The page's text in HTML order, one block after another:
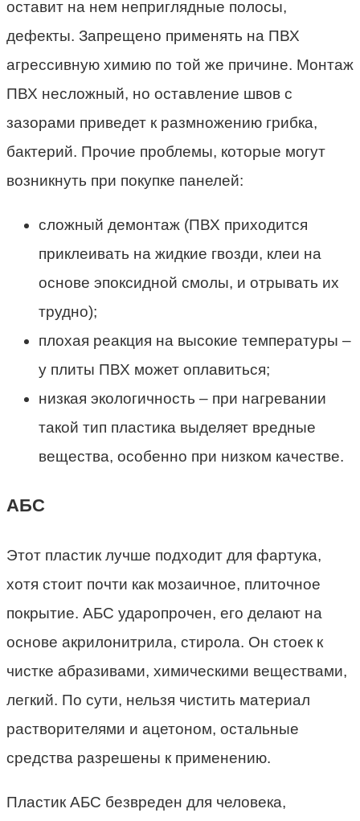
оставит на нем неприглядные полосы,
дефекты. Запрещено применять на ПВХ
агрессивную химию по той же причине. Монтаж
ПВХ несложный, но оставление швов с
зазорами приведет к размножению грибка,
бактерий. Прочие проблемы, которые могут
возникнуть при покупке панелей:
сложный демонтаж (ПВХ приходится
приклеивать на жидкие гвозди, клеи на
основе эпоксидной смолы, и отрывать их
трудно);
плохая реакция на высокие температуры –
у плиты ПВХ может оплавиться;
низкая экологичность – при нагревании
такой тип пластика выделяет вредные
вещества, особенно при низком качестве.
АБС
Этот пластик лучше подходит для фартука,
хотя стоит почти как мозаичное, плиточное
покрытие. АБС ударопрочен, его делают на
основе акрилонитрила, стирола. Он стоек к
чистке абразивами, химическими веществами,
легкий. По сути, нельзя чистить материал
растворителями и ацетоном, остальные
средства разрешены к применению.
Пластик АБС безвреден для человека,